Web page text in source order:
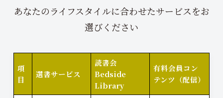
あなたのライフスタイルに合わせたサービスをお
選びください
項
目
選書サービス
読書会
Bedside
Library
有料会員コン
テンツ（配信）